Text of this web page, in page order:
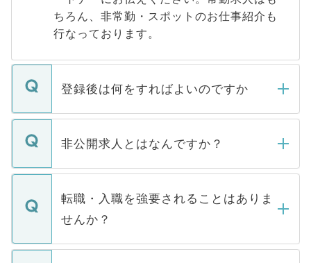
ちろん、非常勤・スポットのお仕事紹介も
行なっております。
登録後は何をすればよいのですか
ご登録いただきましたら、弊社担当者がご
登録内容を確認し、その後メールもしくは
ます。通常、5営業日以内にはご連絡をせて
いただきますので、しばらくお待ちくださ
非公開求人とはなんですか？
マイナビDOCTORで取り扱っている求人の
うち約3割は、Webサイトからご覧いただ
けない「非公開求人」です。非公開求人は
下記の理由によって、一般には公開してい
ません。
転職・入職を強要されることはありま
せんか？
転職・入職を強要することは一切ありませ